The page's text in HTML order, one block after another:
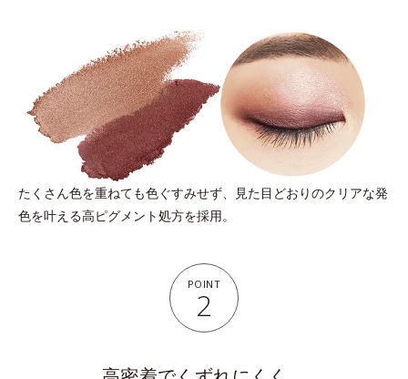
たくさん色を重ねても色ぐすみせず、見た目どおりのクリアな発
色を叶える高ピグメント処方を採用。
POINT
2